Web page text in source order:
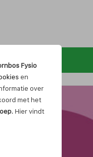
Fysio
en
over
met het
. Hier vindt